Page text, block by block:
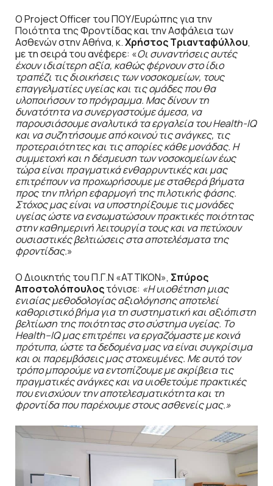
Ο Project Officer του ΠΟΥ/Ευρώπης για την
Ποιότητα της Φροντίδας και την Ασφάλεια των
Ασθενών στην Αθήνα, κ.Χρήστος Τριανταφύλλου,
με τη σειρά του ανέφερε: «Οι συναντήσεις αυτές
έχουν ιδιαίτερη αξία, καθώς φέρνουν στο ίδιο
τραπέζι τις διοικήσεις των νοσοκομείων, τους
επαγγελματίες υγείας και τις ομάδες που θα
υλοποιήσουν το πρόγραμμα. Μας δίνουν τη
δυνατότητα να συνεργαστούμε άμεσα, να
παρουσιάσουμε αναλυτικά τα εργαλεία του Health-IQ
και να συζητήσουμε από κοινού τις ανάγκες, τις
προτεραιότητες και τις απορίες κάθε μονάδας. Η
συμμετοχή και η δέσμευση των νοσοκομείων έως
τώρα είναι πραγματικά ενθαρρυντικές και μας
επιτρέπουν να προχωρήσουμε με σταθερά βήματα
προς την πλήρη εφαρμογή της πιλοτικής φάσης.
Στόχος μας είναι να υποστηρίξουμε τις μονάδες
υγείας ώστε να ενσωματώσουν πρακτικές ποιότητας
στην καθημερινή λειτουργία τους και να πετύχουν
ουσιαστικές βελτιώσεις στα αποτελέσματα της
φροντίδας.»
Ο Διοικητής του Π.Γ.Ν «ΑΤΤΙΚΟΝ», Σπύρος
Αποστολόπουλοςτόνισε: «Η υιοθέτηση μιας
ενιαίας μεθοδολογίας αξιολόγησης αποτελεί
καθοριστικό βήμα για τη συστηματική και αξιόπιστη
βελτίωση της ποιότητας στο σύστημα υγείας. Το
Health–IQμας επιτρέπει να εργαζόμαστε με κοινά
πρότυπα, ώστε τα δεδομένα μας να είναι συγκρίσιμα
και οι παρεμβάσεις μας στοχευμένες. Με αυτό τον
τρόπο μπορούμε να εντοπίζουμε με ακρίβεια τις
πραγματικές ανάγκες και να υιοθετούμε πρακτικές
που ενισχύουν την αποτελεσματικότητα και τη
φροντίδα που παρέχουμε στους ασθενείς μας.»